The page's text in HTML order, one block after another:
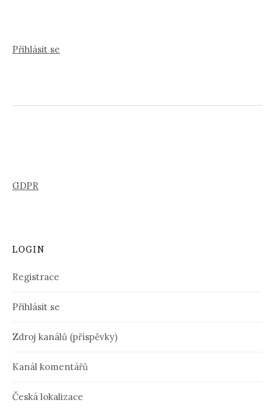
Přihlásit se
GDPR
LOGIN
Registrace
Přihlásit se
Zdroj kanálů (příspěvky)
Kanál komentářů
Česká lokalizace